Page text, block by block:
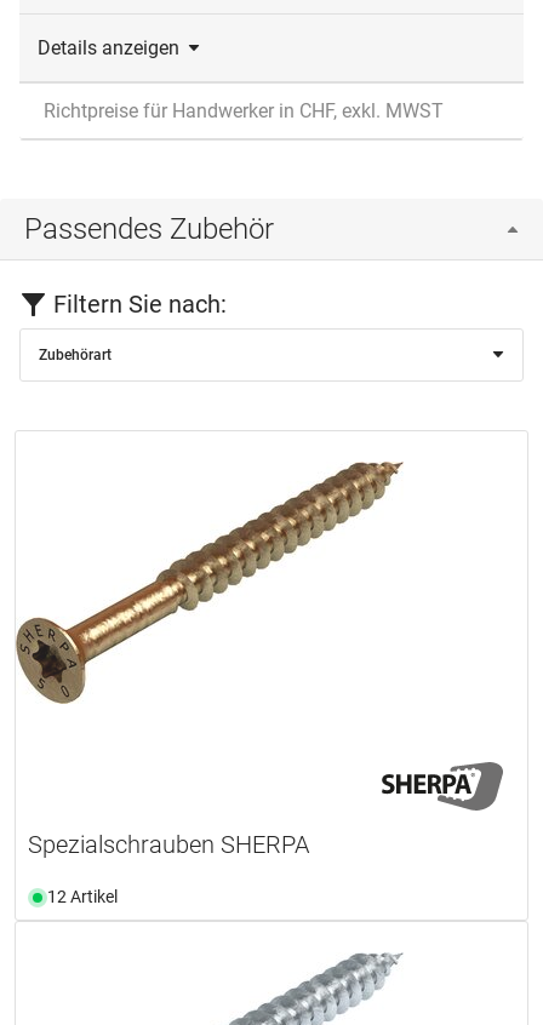
Details anzeigen
Richtpreise für Handwerker in CHF, exkl. MWST
Passendes Zubehör
Filtern Sie nach:
Zubehörart
Spezialschrauben SHERPA
12 Artikel